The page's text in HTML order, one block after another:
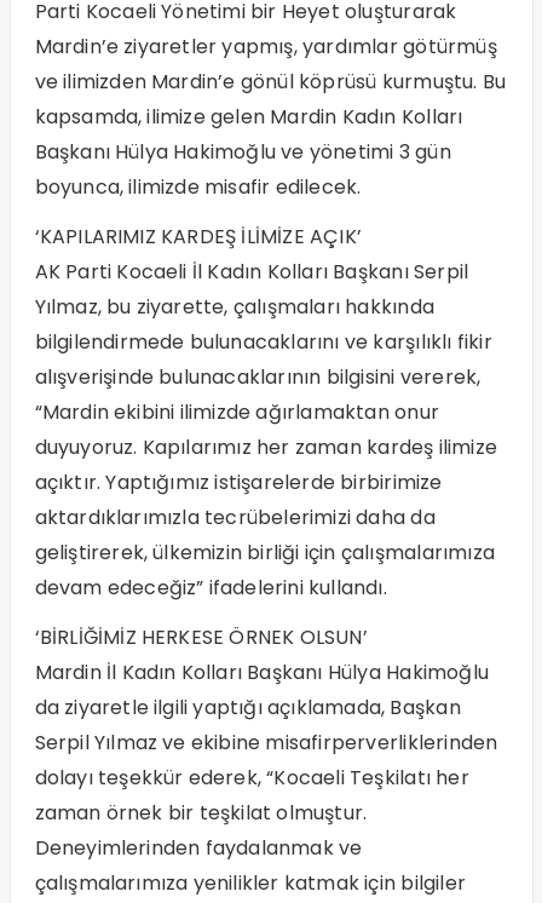
Parti Kocaeli Yönetimi bir Heyet oluşturarak
Mardin’e ziyaretler yapmış, yardımlar götürmüş
ve ilimizden Mardin’e gönül köprüsü kurmuştu. Bu
kapsamda, ilimize gelen Mardin Kadın Kolları
Başkanı Hülya Hakimoğlu ve yönetimi 3 gün
boyunca, ilimizde misafir edilecek.
‘KAPILARIMIZ KARDEŞ İLİMİZE AÇIK’
AK Parti Kocaeli İl Kadın Kolları Başkanı Serpil
Yılmaz, bu ziyarette, çalışmaları hakkında
bilgilendirmede bulunacaklarını ve karşılıklı fikir
alışverişinde bulunacaklarının bilgisini vererek,
“Mardin ekibini ilimizde ağırlamaktan onur
duyuyoruz. Kapılarımız her zaman kardeş ilimize
açıktır. Yaptığımız istişarelerde birbirimize
aktardıklarımızla tecrübelerimizi daha da
geliştirerek, ülkemizin birliği için çalışmalarımıza
devam edeceğiz” ifadelerini kullandı.
‘BİRLİĞİMİZ HERKESE ÖRNEK OLSUN’
Mardin İl Kadın Kolları Başkanı Hülya Hakimoğlu
da ziyaretle ilgili yaptığı açıklamada, Başkan
Serpil Yılmaz ve ekibine misafirperverliklerinden
dolayı teşekkür ederek, “Kocaeli Teşkilatı her
zaman örnek bir teşkilat olmuştur.
Deneyimlerinden faydalanmak ve
çalışmalarımıza yenilikler katmak için bilgiler